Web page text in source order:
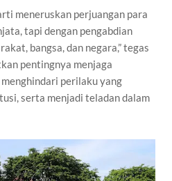
meneruskan perjuangan para
tapi dengan pengabdian
bangsa, dan negara,” tegas
pentingnya menjaga
perilaku yang
serta menjadi teladan dalam